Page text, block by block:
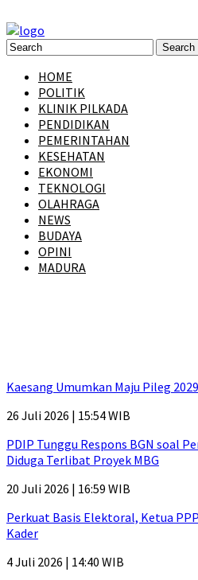
HOME
POLITIK
KLINIK PILKADA
PENDIDIKAN
PEMERINTAHAN
KESEHATAN
EKONOMI
TEKNOLOGI
OLAHRAGA
NEWS
BUDAYA
OPINI
MADURA
Kaesang Umumkan Maju Pileg
26 Juli 2026 | 15:54 WIB
PDIP Tunggu Respons BGN soal
Diduga Terlibat Proyek MBG
20 Juli 2026 | 16:59 WIB
Perkuat Basis Elektoral, Ketua
Kader
4 Juli 2026 | 14:40 WIB